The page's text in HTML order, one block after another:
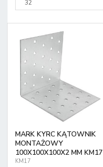
MARK KYRC KĄTOWNIK
MONTAŻOWY
100X100X100X2 MM KM17
KM17